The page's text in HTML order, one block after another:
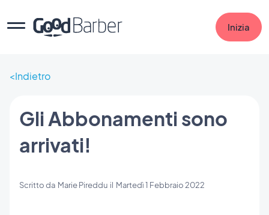
Inizia
Indietro
Gli Abbonamenti sono
arrivati!
Scritto da Marie Pireddu il Martedì 1 Febbraio 2022